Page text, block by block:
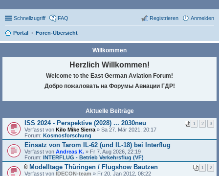
Schnellzugriff FAQ Anmelden
Registrieren
Portal Foren-Übersicht
Willkommen
Herzlich Willkommen!
Welcome to the East German Aviation Forum!
Добро пожаловать на Форумы Авиации ГДР!
Aktuelle Beiträge
ISS 2024 - Perspektive (2028) ... 2030neu 1 2 3
Verfasst von Kilo Mike Sierra » Sa 27. Mär 2021, 20:17
Forum: Kosmosforschung
Einsatz von Tarom IL-62 (und IL-18) bei Interflug
Verfasst von Andreas K. » Fr 7. Aug 2026, 22:19
Forum: INTERFLUG - Betrieb Verkehrsflug (VF)
D
Modelltage Thüringen / Flugshow Bautzen 1 2
Verfasst von IDECON-team » Fr 20. Jan 2012, 08:22